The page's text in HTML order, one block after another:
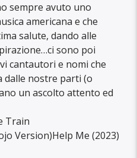
sempre avuto uno
americana e che
salute, dando alle
sono poi
cantautori e nomi che
dalle nostre parti (o
un ascolto attento ed
Train
Version)Help Me (2023)